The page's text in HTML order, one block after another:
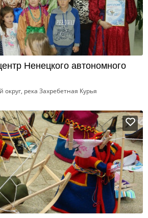
Ненецкого автономного
река Захребетная Курья